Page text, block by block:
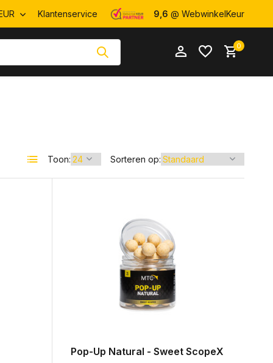
Klantenservice 9,6 @ WebwinkelKeur
Account
aanmaken
Account
0
Toon: Sorteren op:
Pop-Up Natural - Sweet ScopeX